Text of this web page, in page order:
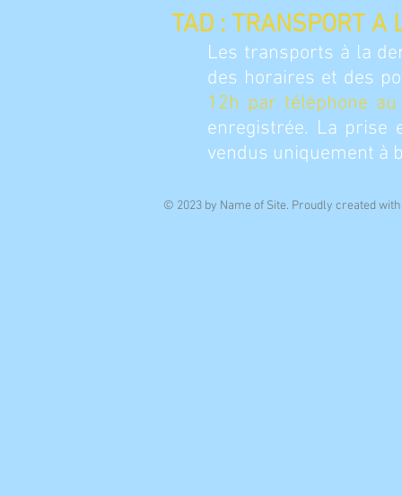
TAD : TRANSPORT A
Les transports à la
des horaires et des
12h par téléphone
enregistrée. La prise
vendus uniquement à
© 2023 by Name of Site. Proudly created